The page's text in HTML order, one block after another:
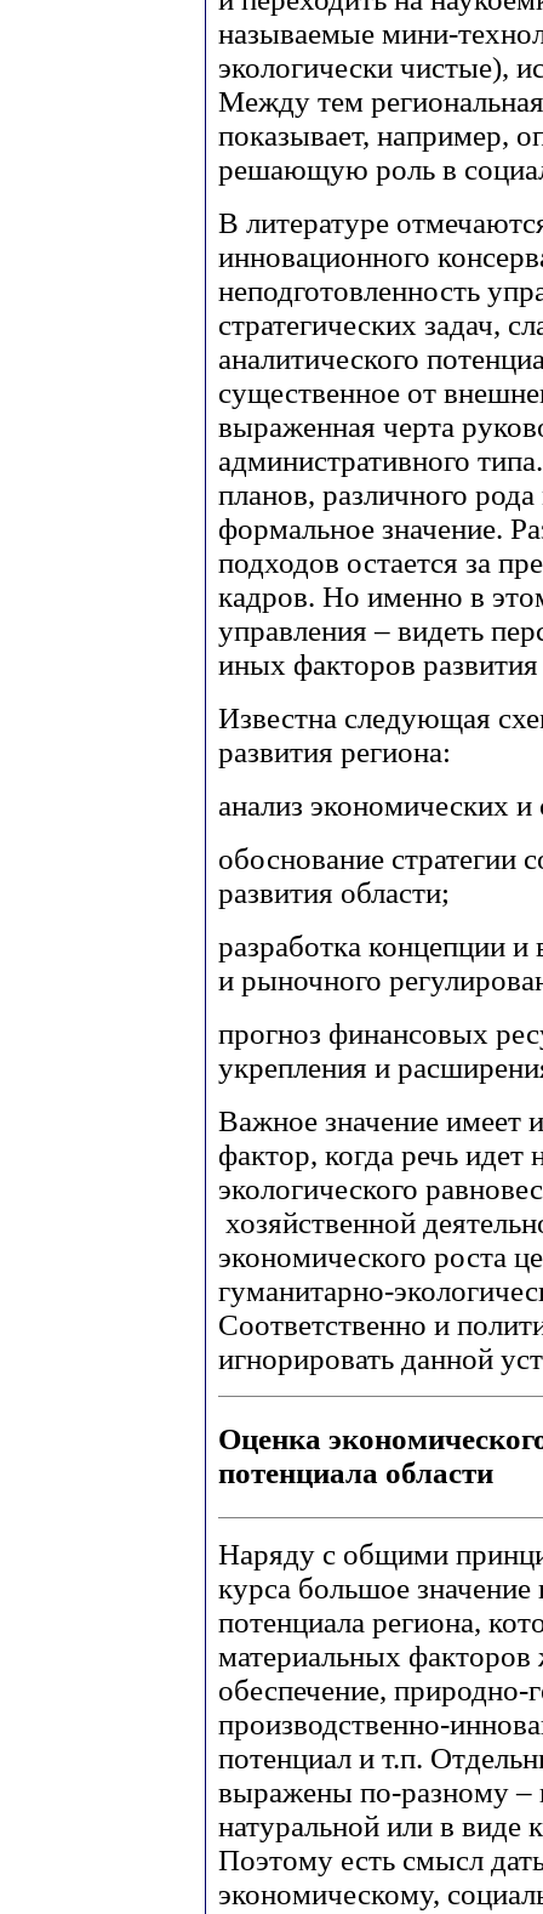
называемые мини-
экологически чистые),
Между тем
показывает, например,
решающую роль в
В литературе
инновационного
неподготовленность
стратегических задач,
аналитического
существенное от
выраженная черта
административного
планов, различного
формальное значение.
подходов остается за
кадров. Но именно в
управления – видеть
иных факторов
Известна следующая
развития региона:
анализ экономических
обоснование стратегии
развития области;
разработка концепции и
и рыночного
прогноз финансовых
укрепления и
Важное значение имеет
фактор, когда речь
экологического
хозяйственной
экономического роста
гуманитарно-
Соответственно и
игнорировать данной
Оценка
потенциала области
Наряду с общими
курса большое значение
потенциала региона,
материальных факторов
обеспечение, природно-
производственно-
потенциал и т.п.
выражены по-разному –
натуральной или в виде
Поэтому есть смысл
экономическому,